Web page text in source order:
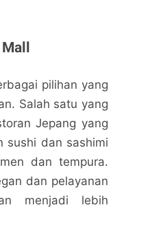
pilihan yang
Salah satu yang
Jepang yang
sushi dan sashimi
dan tempura.
dan pelayanan
menjadi lebih